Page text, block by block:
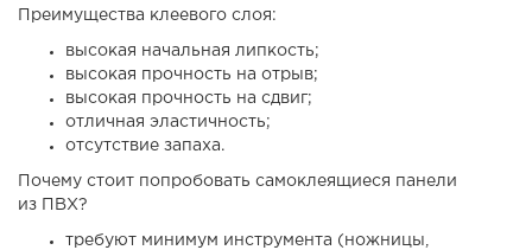
Преимущества клеевого слоя:
высокая начальная липкость;
высокая прочность на отрыв;
высокая прочность на сдвиг;
отличная эластичность;
отсутствие запаха.
Почему стоит попробовать самоклеящиеся панели
из ПВХ?
требуют минимум инструмента (ножницы,